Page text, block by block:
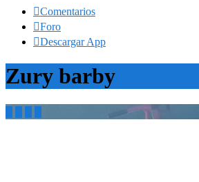
Comentarios
Foro
Descargar App
Zury barby